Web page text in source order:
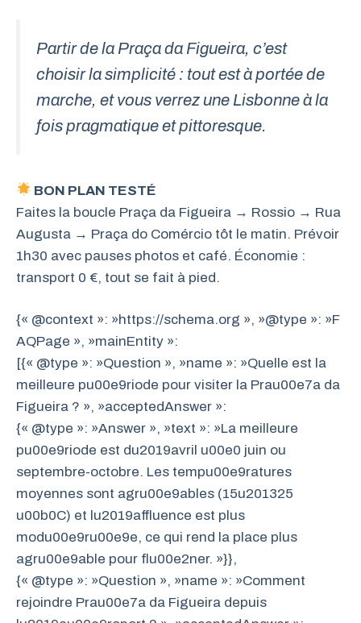
Partir de la Praça da Figueira, c’est
choisir la simplicité : tout est à portée de
marche, et vous verrez une Lisbonne à la
fois pragmatique et pittoresque.
BON PLAN TESTÉ
Faites la boucle Praça da Figueira → Rossio → Rua
Augusta → Praça do Comércio tôt le matin. Prévoir
1h30 avec pauses photos et café. Économie :
transport 0 €, tout se fait à pied.
{« @context »: »https://schema.org », »@type »: »F
AQPage », »mainEntity »:
[{« @type »: »Question », »name »: »Quelle est la
meilleure pu00e9riode pour visiter la Prau00e7a da
Figueira ? », »acceptedAnswer »:
{« @type »: »Answer », »text »: »La meilleure
pu00e9riode est du2019avril u00e0 juin ou
septembre-octobre. Les tempu00e9ratures
moyennes sont agru00e9ables (15u201325
u00b0C) et lu2019affluence est plus
modu00e9ru00e9e, ce qui rend la place plus
agru00e9able pour flu00e2ner. »}},
{« @type »: »Question », »name »: »Comment
rejoindre Prau00e7a da Figueira depuis